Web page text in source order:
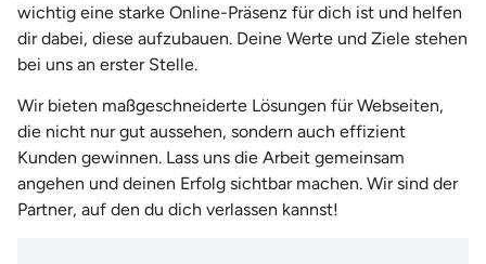
wichtig eine starke Online-Präsenz für dich ist und helfen
dir dabei, diese aufzubauen. Deine Werte und Ziele stehen
bei uns an erster Stelle.
Wir bieten maßgeschneiderte Lösungen für Webseiten,
die nicht nur gut aussehen, sondern auch effizient
Kunden gewinnen. Lass uns die Arbeit gemeinsam
angehen und deinen Erfolg sichtbar machen. Wir sind der
Partner, auf den du dich verlassen kannst!